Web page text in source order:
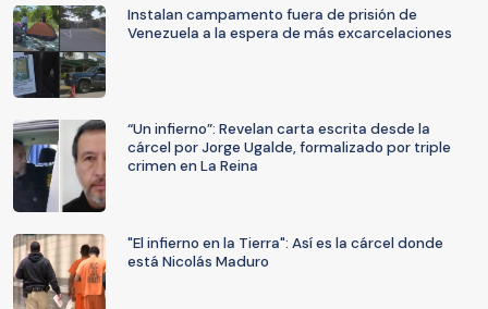
Instalan campamento fuera de prisión de
Venezuela a la espera de más excarcelaciones
“Un infierno”: Revelan carta escrita desde la
cárcel por Jorge Ugalde, formalizado por triple
crimen en La Reina
"El infierno en la Tierra": Así es la cárcel donde
está Nicolás Maduro